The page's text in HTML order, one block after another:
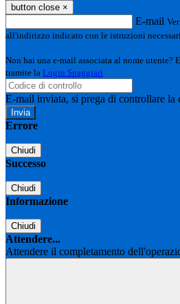
button close ×
E-mail
all'indirizzo indicato con le istruzioni
Non hai una e-mail associata al nome utente?
tramite la Login Spaggiari
E-mail inviata, si prega di controllare la
Errore
Chiudi
Successo
Chiudi
Informazione
Chiudi
Attendere...
Attendere il completamento